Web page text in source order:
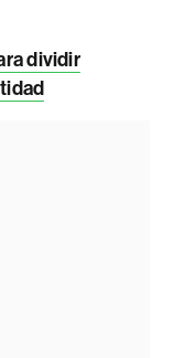
dividir